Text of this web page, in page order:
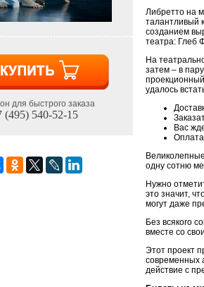
для быстрого заказа
(495) 540-52-15
Либретто на
талантливый
созданием
театра: Глеб
На
затем – в
удалось
Вас
одну сотню
Нужно
это значит,
могут даже
Без всякого
вместе со
Этот проект
современных
действие с